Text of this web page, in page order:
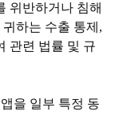
위반하거나 침해
하는 수출 통제,
관련 법률 및 규
앱을 일부 특정 동